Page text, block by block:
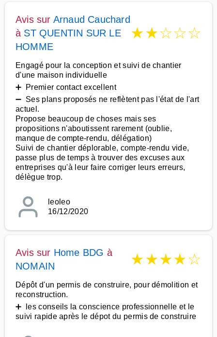
Avis sur Arnaud Cauchard
à ST QUENTIN SUR LE
HOMME
★★☆☆☆
Engagé pour la conception et suivi de chantier
d'une maison individuelle
➕ Premier contact excellent
➖ Ses plans proposés ne reflètent pas l'état de l'art
actuel.
Propose beaucoup de choses mais ses
propositions n'aboutissent rarement (oublie,
manque de compte-rendu, délégation)
Suivi de chantier déplorable, compte-rendu vide,
passe plus de temps à trouver des excuses aux
entreprises qu'à leur faire corriger leurs erreurs,
délègue trop.
leoleo
16/12/2020
Avis sur Home BDG à
NOMAIN
★★★★☆
Dépôt d'un permis de construire, pour démolition et
reconstruction.
➕ les conseils la conscience professionnelle et le
suivi rapide après le dépot du permis de construire